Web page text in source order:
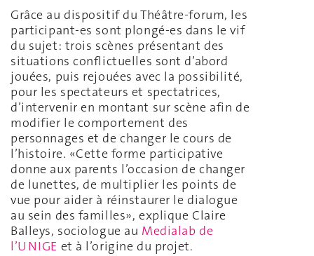
Grâce au dispositif du Théâtre-forum, les
participant-es sont plongé-es dans le vif
du sujet: trois scènes présentant des
situations conflictuelles sont d’abord
jouées, puis rejouées avec la possibilité,
pour les spectateurs et spectatrices,
d’intervenir en montant sur scène afin de
modifier le comportement des
personnages et de changer le cours de
l’histoire. «Cette forme participative
donne aux parents l’occasion de changer
de lunettes, de multiplier les points de
vue pour aider à réinstaurer le dialogue
au sein des familles», explique Claire
Balleys, sociologue au Medialab de
l’UNIGE et à l’origine du projet.